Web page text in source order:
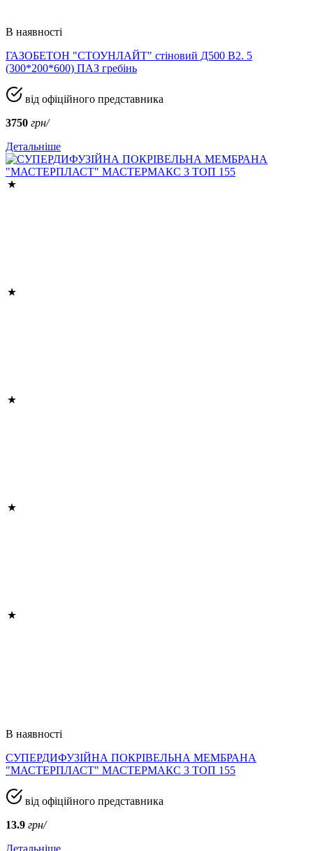
В наявності
ГАЗОБЕТОН "СТОУНЛАЙТ" стіновий Д500 В2. 5
(300*200*600) ПАЗ гребінь
від офіційного представника
3750 грн/
Детальніше
В наявності
СУПЕРДИФУЗІЙНА ПОКРІВЕЛЬНА МЕМБРАНА
"МАСТЕРПЛАСТ" МАСТЕРМАКС 3 ТОП 155
від офіційного представника
13.9 грн/
Детальніше